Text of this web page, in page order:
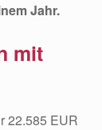
Jahr.
mit
22.585 EUR